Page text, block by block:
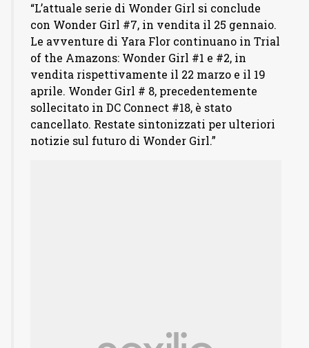
“L’attuale serie di Wonder Girl si conclude
con Wonder Girl #7, in vendita il 25 gennaio.
Le avventure di Yara Flor continuano in Trial
of the Amazons: Wonder Girl #1 e #2, in
vendita rispettivamente il 22 marzo e il 19
aprile. Wonder Girl # 8, precedentemente
sollecitato in DC Connect #18, è stato
cancellato. Restate sintonizzati per ulteriori
notizie sul futuro di Wonder Girl.”